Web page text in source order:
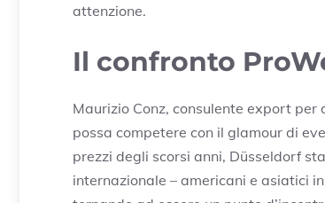
attenzione.
Il confronto
Maurizio Conz, consulente export
possa competere con il glamour di
prezzi degli scorsi anni, Düsseldorf
internazionale – americani e asiatici